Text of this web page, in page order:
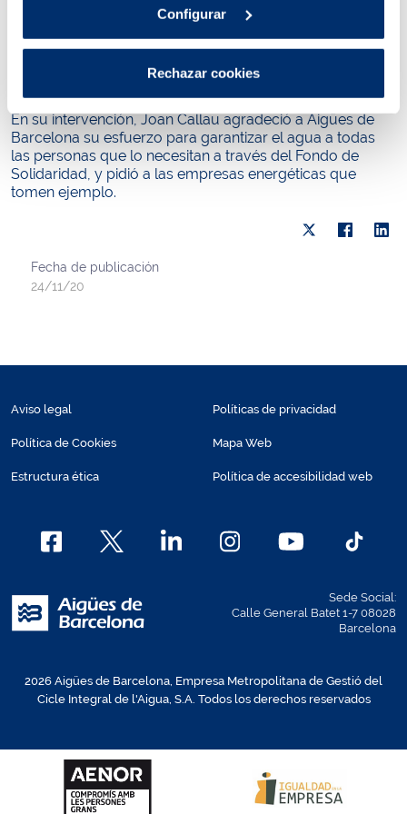
Configurar
Rechazar cookies
esto, los alcaldes y alcaldesas coincidieron en reclamar
mayor coordinación y ayuda al Estado, a las
administraciones supramunicipales y a todos los actores
implicados en este sentido para hacer frente a la difícil
En su intervención, Joan Callau agradeció a Aigües de
Barcelona su esfuerzo para garantizar el agua a todas
las personas que lo necesitan a través del Fondo de
Solidaridad, y pidió a las empresas energéticas que
tomen ejemplo.
Fecha de publicación
24/11/20
Aviso legal
Política de Cookies
Estructura ética
Políticas de privacidad
Mapa Web
Política de accesibilidad web
Sede Social:
Calle General Batet 1-7 08028
Barcelona
2026 Aigües de Barcelona, Empresa Metropolitana de Gestió del
Cicle Integral de l'Aigua, S.A. Todos los derechos reservados